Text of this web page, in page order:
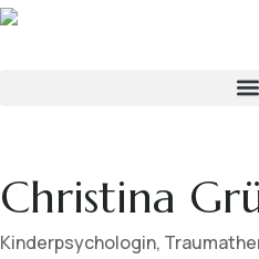
Christina
Kinderpsychologin,